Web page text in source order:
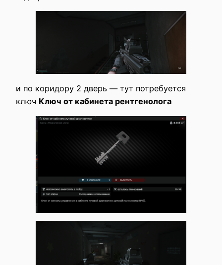
и по коридору 2 дверь — тут потребуется
ключ Ключ от кабинета рентгенолога